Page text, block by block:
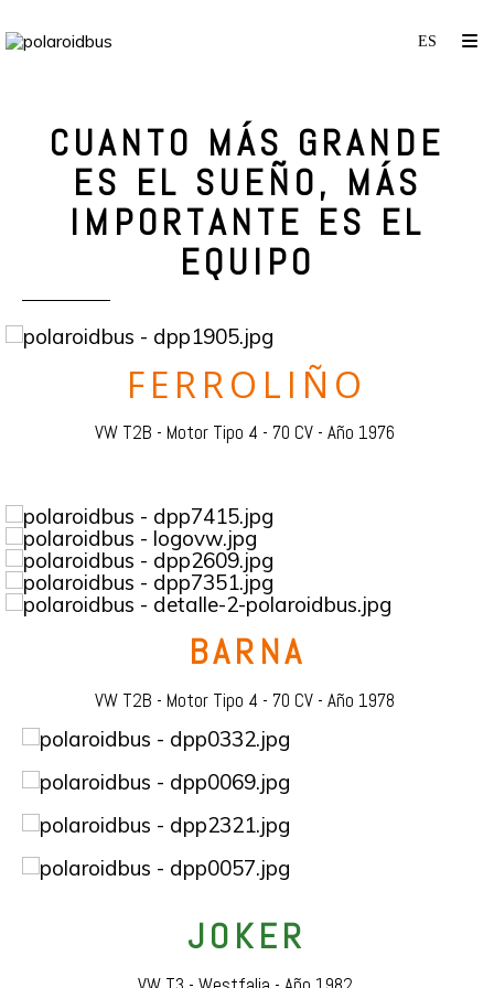
CUANTO MÁS GRANDE
ES EL SUEÑO, MÁS
IMPORTANTE ES EL
EQUIPO
FERROLIÑO
VW T2B - Motor Tipo 4 - 70 CV - Año 1976
BARNA
VW T2B - Motor Tipo 4 - 70 CV - Año 1978
JOKER